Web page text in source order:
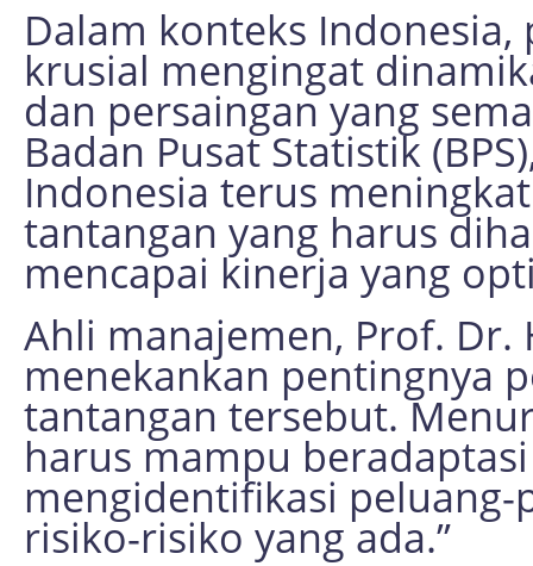
Dalam konteks
krusial mengingat
dan persaingan yang
Badan Pusat Statistik
Indonesia terus
tantangan yang harus
mencapai kinerja yang
Ahli manajemen, Prof. Dr.
menekankan pentingnya
tantangan tersebut.
harus mampu
mengidentifikasi
risiko-risiko yang ada.”